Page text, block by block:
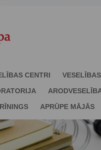
CENTRI
APRŪPE MĀJĀS